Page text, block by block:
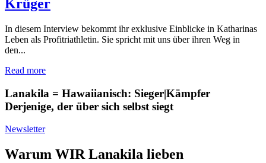
Krüger
In diesem Interview bekommt ihr exklusive Einblicke in Katharinas
Leben als Profitriathletin. Sie spricht mit uns über ihren Weg in
den...
Read more
Lanakila = Hawaiianisch: Sieger|Kämpfer
Derjenige, der über sich selbst siegt
Newsletter
Warum WIR Lanakila lieben